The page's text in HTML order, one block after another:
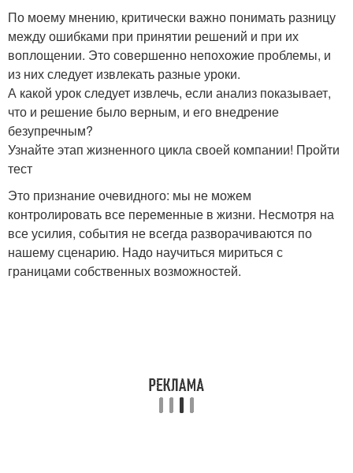
По моему мнению, критически важно понимать разницу
между ошибками при принятии решений и при их
воплощении. Это совершенно непохожие проблемы, и
из них следует извлекать разные уроки.
А какой урок следует извлечь, если анализ показывает,
что и решение было верным, и его внедрение
безупречным?
Узнайте этап жизненного цикла своей компании! Пройти
тест
Это признание очевидного: мы не можем
контролировать все переменные в жизни. Несмотря на
все усилия, события не всегда разворачиваются по
нашему сценарию. Надо научиться мириться с
границами собственных возможностей.